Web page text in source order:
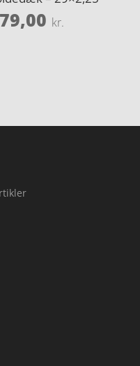
kr.